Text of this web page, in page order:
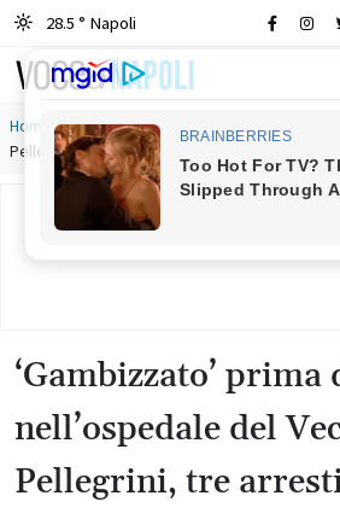
28.5 ° Napoli
Main Navigation
Home »‘Gambizzato’ prima degli spari
Pellegrini, tre arresti
‘Gambizzato’
nell’ospedale del
Pellegrini, tre